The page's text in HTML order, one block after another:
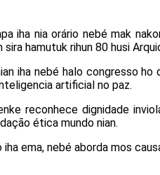
iha nia orário nebé mak
hamutuk rihun 80 husi
iha nebé halo congresso
artificial no paz.
reconhece dignidade
ética mundo nian.
ema, nebé aborda mos